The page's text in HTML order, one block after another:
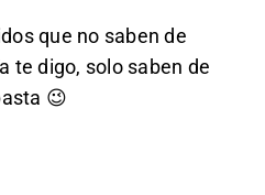
que no saben de
te digo, solo saben de
😉